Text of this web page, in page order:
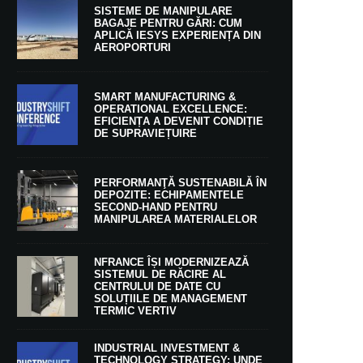
SISTEME DE MANIPULARE
BAGAJE PENTRU GĂRI: CUM
APLICĂ IESYS EXPERIENȚA DIN
AEROPORTURI
SMART MANUFACTURING &
OPERATIONAL EXCELLENCE:
EFICIENȚA A DEVENIT CONDIȚIE
DE SUPRAVIEȚUIRE
PERFORMANŢĂ SUSTENABILĂ ÎN
DEPOZITE: ECHIPAMENTELE
SECOND-HAND PENTRU
MANIPULAREA MATERIALELOR
NFRANCE ÎȘI MODERNIZEAZĂ
SISTEMUL DE RĂCIRE AL
CENTRULUI DE DATE CU
SOLUȚIILE DE MANAGEMENT
TERMIC VERTIV
INDUSTRIAL INVESTMENT &
TECHNOLOGY STRATEGY: UNDE